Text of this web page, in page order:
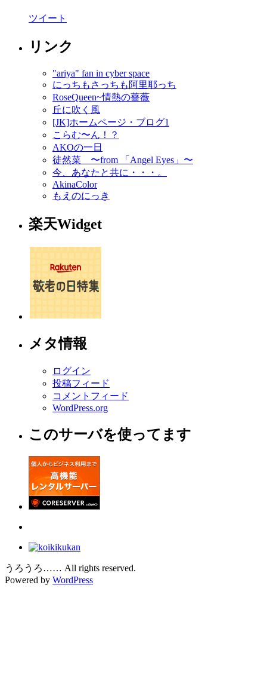
ツイート
リンク
"ariya" fan in cyber space
にっちもさっちも阿里耶っち
RoseQueen~情熱の薔薇
丘に吹く風
[JK]ホームページ・ブログ1
こらむ〜ん！？
AKOの一日
徒然菜 〜from 「Angel Eyes」〜
今、あなたと共に・・・。
AkinaColor
もえのにっき
楽天Widget
メタ情報
ログイン
投稿フィード
コメントフィード
WordPress.org
このサーバを使ってます
うろうろ…… All rights reserved.
Powered by WordPress